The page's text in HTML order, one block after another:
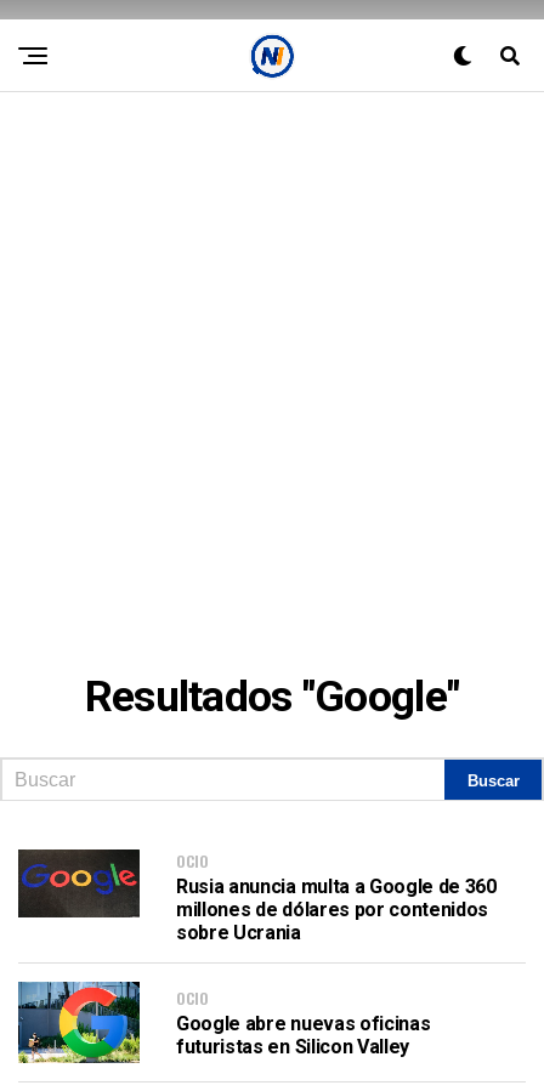
Resultados "Google"
OCIO
Rusia anuncia multa a Google de 360
millones de dólares por contenidos
sobre Ucrania
OCIO
Google abre nuevas oficinas
futuristas en Silicon Valley